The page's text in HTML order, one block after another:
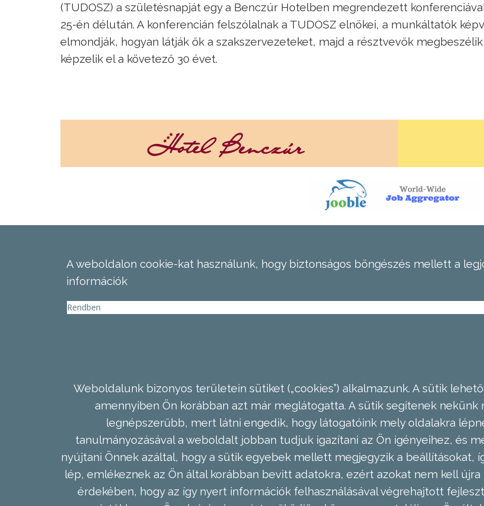
(TUDOSZ) a születésnapját egy a Benczúr Hotelben megrendezett
25-én délután. A konferencián felszólalnak a TUDOSZ elnökei, a munkáltatók
elmondják, hogyan látják ők a szakszervezeteket, majd a résztvevők
képzelik el a követező 30 évet.
A weboldalon cookie-kat használunk, hogy biztonságos böngészés mellett a
információk
Rendben
Weboldalunk bizonyos területein sütiket („cookies”) alkalmazunk. A sütik
amennyiben Ön korábban azt már meglátogatta. A sütik segítenek
legnépszerűbb, mert látni engedik, hogy látogatóink mely oldalakra
tanulmányozásával a weboldalt jobban tudjuk igazítani az Ön igényeihez, és
nyújtani Önnek azáltal, hogy a sütik egyebek mellett megjegyzik a beállításokat,
lép, emlékeznek az Ön által korábban bevitt adatokra, ezért azokat nem kell
érdekében, hogy az így nyert információk felhasználásával végrehajtott